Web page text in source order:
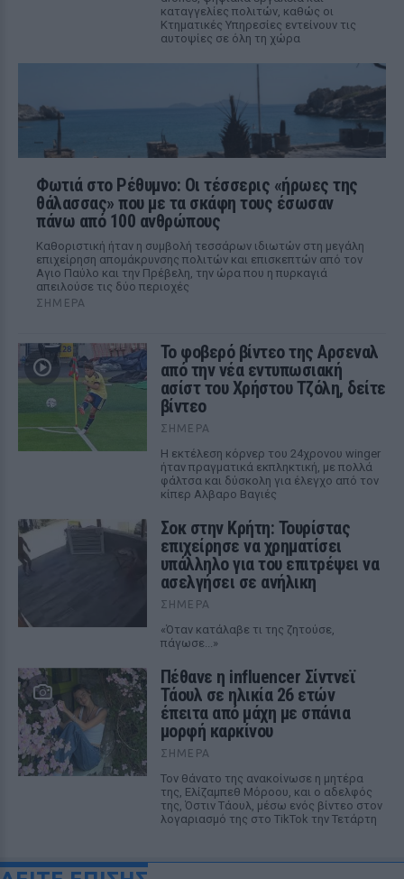
καταγγελίες πολιτών, καθώς οι
Κτηματικές Υπηρεσίες εντείνουν τις
αυτοψίες σε όλη τη χώρα
Φωτιά στο Ρέθυμνο: Οι τέσσερις «ήρωες της
θάλασσας» που με τα σκάφη τους έσωσαν
πάνω από 100 ανθρώπους
Καθοριστική ήταν η συμβολή τεσσάρων ιδιωτών στη μεγάλη
επιχείρηση απομάκρυνσης πολιτών και επισκεπτών από τον
Αγιο Παύλο και την Πρέβελη, την ώρα που η πυρκαγιά
απειλούσε τις δύο περιοχές
ΣΉΜΕΡΑ
Το φοβερό βίντεο της Αρσεναλ
από την νέα εντυπωσιακή
ασίστ του Χρήστου Τζόλη, δείτε
βίντεο
ΣΉΜΕΡΑ
Η εκτέλεση κόρνερ του 24χρονου winger
ήταν πραγματικά εκπληκτική, με πολλά
φάλτσα και δύσκολη για έλεγχο από τον
κίπερ Αλβαρο Βαγιές
Σοκ στην Κρήτη: Τουρίστας
επιχείρησε να χρηματίσει
υπάλληλο για του επιτρέψει να
ασελγήσει σε ανήλικη
ΣΉΜΕΡΑ
«Όταν κατάλαβε τι της ζητούσε,
πάγωσε...»
Πέθανε η influencer Σίντνεϊ
Τάουλ σε ηλικία 26 ετών
έπειτα από μάχη με σπάνια
μορφή καρκίνου
ΣΉΜΕΡΑ
Τον θάνατο της ανακοίνωσε η μητέρα
της, Ελίζαμπεθ Μόροου, και ο αδελφός
της, Όστιν Τάουλ, μέσω ενός βίντεο στον
λογαριασμό της στο TikTok την Τετάρτη